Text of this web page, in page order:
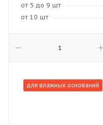
от 5 до 9 шт
от 10 шт
для влажных оснований